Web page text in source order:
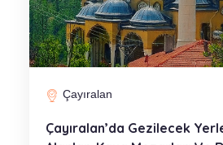
Çayıralan
Çayıralan’da Gezilecek